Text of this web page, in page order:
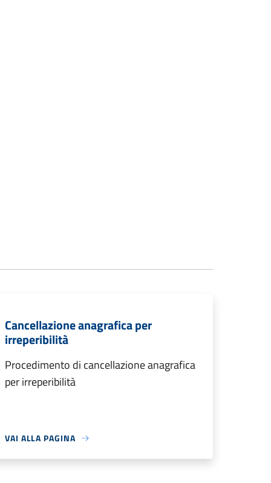
Cancellazione anagrafica per
irreperibilità
Procedimento di cancellazione anagrafica
per irreperibilità
VAI ALLA PAGINA